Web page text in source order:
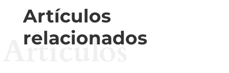
Artículos
relacionados
Artículos